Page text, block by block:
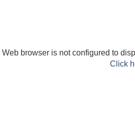
Web browser is not configured to
Click